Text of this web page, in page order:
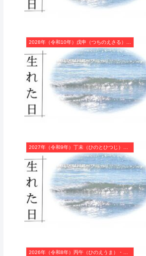
2028年（令和10年）戊申（つちのえさる）・申年（さる年）カレンダー（月曜はじまり）
2027年（令和9年）丁未（ひのとひつじ）・未年（ひつじ年）カレンダー（月曜はじまり）